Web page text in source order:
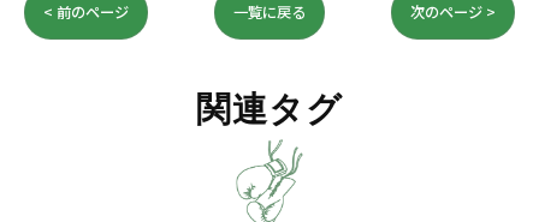
< 前のページ 一覧に戻る 次のページ >
関連タグ